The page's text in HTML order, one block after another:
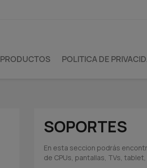
PRODUCTOS POLITICA DE
SOPORTES
En esta seccion podrás
de CPUs, pantallas, TVs, tablet,